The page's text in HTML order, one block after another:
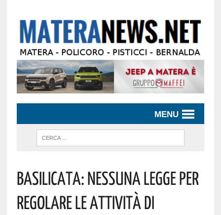
MENU
Basilicata: Nessuna Legge Per
Regolare Le Attività Di